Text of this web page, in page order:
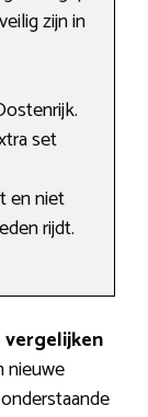
zijn in
set
en niet
rijdt.
nieuwe